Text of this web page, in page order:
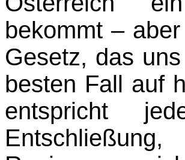
bekommt –
Gesetz, das
besten Fall auf
entspricht